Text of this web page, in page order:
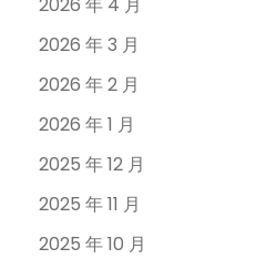
2026 年 4 月
2026 年 3 月
2026 年 2 月
2026 年 1 月
2025 年 12 月
2025 年 11 月
2025 年 10 月